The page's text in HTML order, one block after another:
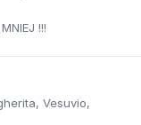
!!!
Vesuvio,